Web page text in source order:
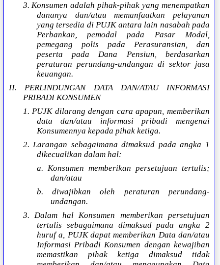
3. Konsumen adalah pihak-pihak yang menempatkan
dananya dan/atau memanfaatkan pelayanan
yang tersedia di PUJK antara lain nasabah pada
Perbankan, pemodal pada Pasar Modal,
pemegang polis pada Perasuransian, dan
peserta pada Dana Pensiun, berdasarkan
peraturan perundang-undangan di sektor jasa
keuangan.
II. PERLINDUNGAN DATA DAN/ATAU INFORMASI
PRIBADI KONSUMEN
1. PUJK dilarang dengan cara apapun, memberikan
data dan/atau informasi pribadi mengenai
Konsumennya kepada pihak ketiga.
2. Larangan sebagaimana dimaksud pada angka 1
dikecualikan dalam hal:
a. Konsumen memberikan persetujuan tertulis;
dan/atau
b. diwajibkan oleh peraturan perundang-
undangan.
3. Dalam hal Konsumen memberikan persetujuan
tertulis sebagaimana dimaksud pada angka 2
huruf a, PUJK dapat memberikan Data dan/atau
Informasi Pribadi Konsumen dengan kewajiban
memastikan pihak ketiga dimaksud tidak